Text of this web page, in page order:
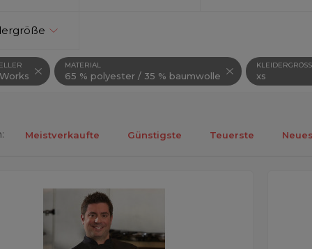
MATERIAL
65 % polyester / 35 % baumwolle
KLEIDERGRÖSSE
xs
Meistverkaufte Günstigste Teuerste